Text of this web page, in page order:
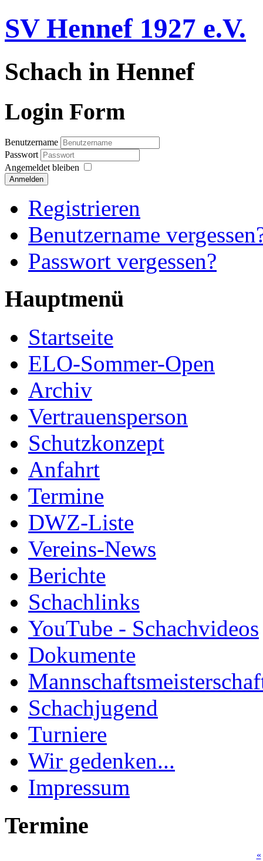
SV Hennef 1927 e.V.
Schach in Hennef
Login Form
Benutzername
Passwort
Angemeldet bleiben
Anmelden
Registrieren
Benutzername
Passwort vergessen?
Hauptmenü
Startseite
ELO-Sommer-Open
Archiv
Vertrauensperson
Schutzkonzept
Anfahrt
Termine
DWZ-Liste
Vereins-News
Berichte
Schachlinks
YouTube - Schachvideos
Dokumente
Schachjugend
Turniere
Wir gedenken...
Impressum
Termine
«